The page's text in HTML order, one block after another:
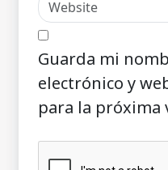
Guarda mi
electrónico y
para la próxima